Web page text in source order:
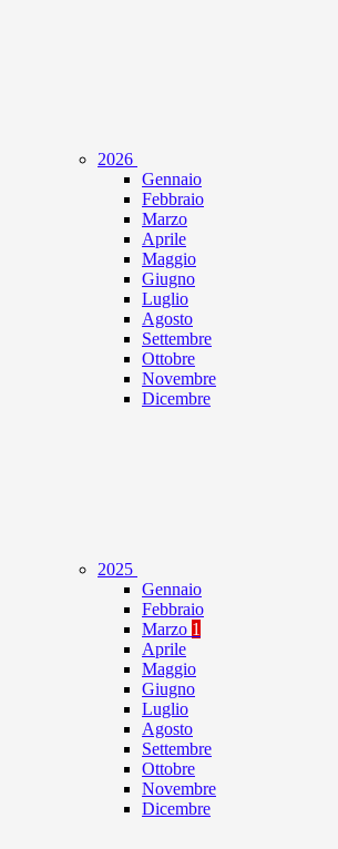
2026
Gennaio
Febbraio
Marzo
Aprile
Maggio
Giugno
Luglio
Agosto
Settembre
Ottobre
Novembre
Dicembre
2025
Gennaio
Febbraio
Marzo 1
Aprile
Maggio
Giugno
Luglio
Agosto
Settembre
Ottobre
Novembre
Dicembre